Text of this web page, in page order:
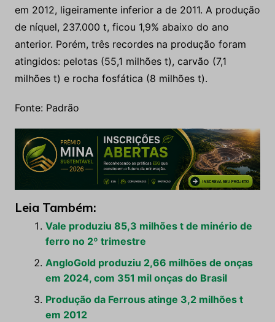
em 2012, ligeiramente inferior a de 2011. A produção
de níquel, 237.000 t, ficou 1,9% abaixo do ano
anterior. Porém, três recordes na produção foram
atingidos: pelotas (55,1 milhões t), carvão (7,1
milhões t) e rocha fosfática (8 milhões t).
Fonte: Padrão
Leia Também:
Vale produziu 85,3 milhões t de minério de
ferro no 2º trimestre
AngloGold produziu 2,66 milhões de onças
em 2024, com 351 mil onças do Brasil
Produção da Ferrous atinge 3,2 milhões t
em 2012